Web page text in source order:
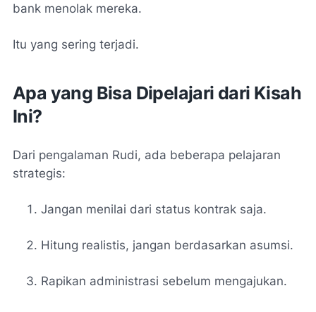
bank menolak mereka.
Itu yang sering terjadi.
Apa yang Bisa Dipelajari dari Kisah
Ini?
Dari pengalaman Rudi, ada beberapa pelajaran
strategis:
Jangan menilai dari status kontrak saja.
Hitung realistis, jangan berdasarkan asumsi.
Rapikan administrasi sebelum mengajukan.